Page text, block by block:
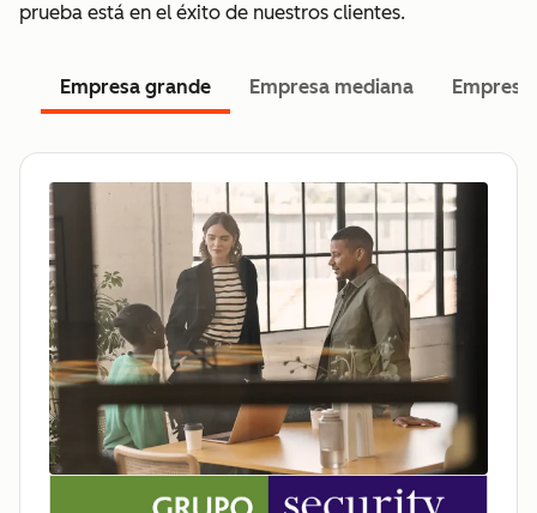
prueba está en el éxito de nuestros clientes.
Empresa grande Empresa mediana